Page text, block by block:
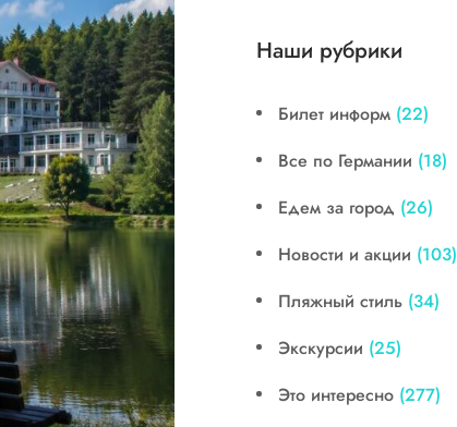
Наши рубрики
Билет информ (22)
Все по Германии (18)
Едем за город (26)
Новости и акции (103)
Пляжный стиль (34)
Экскурсии (25)
Это интересно (277)